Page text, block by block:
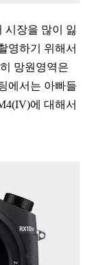
시장을 많이 잃
영하기 위해서
망원영역은
에서는 아빠들
에 대해서